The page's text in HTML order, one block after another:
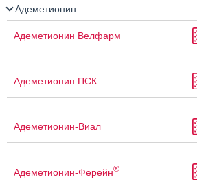
Адеметионин
Адеметионин Велфарм
Адеметионин ПСК
Адеметионин-Виал
Адеметионин-Ферейн®